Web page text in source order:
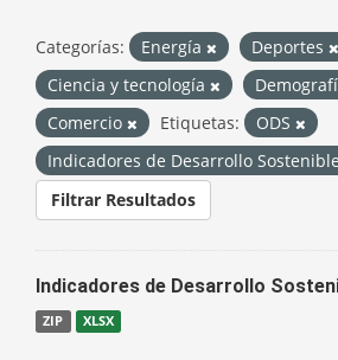
Categorías: Energía
Deportes
Ciencia y tecnología
Comercio
Etiquetas:
ODS
Indicadores de Desarrollo Sostenible
Filtrar Resultados
Indicadores de Desarrollo
ZIP XLSX